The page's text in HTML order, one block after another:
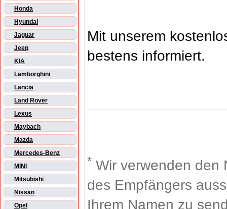
Honda
Hyundai
Jaguar
Jeep
KIA
Lamborghini
Lancia
Land Rover
Lexus
Maybach
Mazda
Mercedes-Benz
MINI
Mitsubishi
Nissan
Opel
Mit unserem
bestens informiert.
* Wir verwenden den
des Empfängers
Ihrem Namen zu